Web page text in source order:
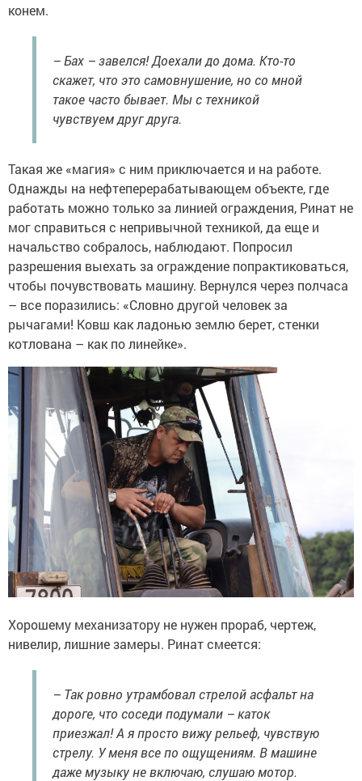
конем.
– Бах – завелся! Доехали до дома. Кто-то
скажет, что это самовнушение, но со мной
такое часто бывает. Мы с техникой
чувствуем друг друга.
Такая же «магия» с ним приключается и на работе.
Однажды на нефтеперерабатывающем объекте, где
работать можно только за линией ограждения, Ринат не
мог справиться с непривычной техникой, да еще и
начальство собралось, наблюдают. Попросил
разрешения выехать за ограждение попрактиковаться,
чтобы почувствовать машину. Вернулся через полчаса
– все поразились: «Словно другой человек за
рычагами! Ковш как ладонью землю берет, стенки
котлована – как по линейке».
Хорошему механизатору не нужен прораб, чертеж,
нивелир, лишние замеры. Ринат смеется:
– Так ровно утрамбовал стрелой асфальт на
дороге, что соседи подумали – каток
приезжал! А я просто вижу рельеф, чувствую
стрелу. У меня все по ощущениям. В машине
даже музыку не включаю, слушаю мотор.